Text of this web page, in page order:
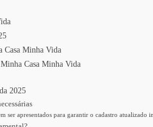
Casa Minha Vida
Casa Minha Vida
2025
ser apresentados para garantir o cadastro atualizado